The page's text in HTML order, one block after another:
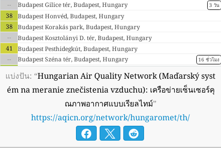
--
3 วัน
Budapest Gilice tér, Budapest, Hungary
38
Budapest Honvéd, Budapest, Hungary
38
Budapest Korakás park, Budapest, Hungary
--
Budapest Kosztolányi D. tér, Budapest, Hungary
41
Budapest Pesthidegkút, Budapest, Hungary
--
16 ชั่วโมง
Budapest Széna tér, Budapest, Hungary
Budapest Teleki tér, Budapest, Hungary
31
Debrecen Hajnal u., Debrecen, Hungary
59
Debrecen Kalotaszeg tér, Debrecen, Hungary
Dorog, Dorog, Hungary
Dunaújváros, Dunaújváros, Hungary
Eger 2 Malomárok u., Eger, Hungary
Esztergom, Esztergom, Hungary
42
Farkasfa, Farkasfa, Hungary
แบ่งปัน: “Hungarian Air Quality Network (Maďarský syst
ém na meranie znečistenia vzduchu): เครือข่ายเซ็นเซอร์คุ
ณภาพอากาศแบบเรียลไทม์”
https://aqicn.org/network/hungaromet/th/